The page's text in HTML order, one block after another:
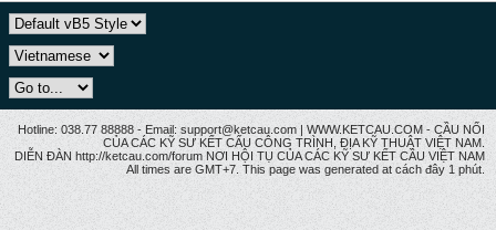
Hotline: 038.77 88888 - Email: support@ketcau.com | WWW.KETCAU.COM - CẦU NỐI
CỦA CÁC KỸ SƯ KẾT CẤU CÔNG TRÌNH, ĐỊA KỸ THUẬT VIỆT NAM.
DIỄN ĐÀN http://ketcau.com/forum NƠI HỘI TỤ CỦA CÁC KỸ SƯ KẾT CÂU VIỆT NAM
All times are GMT+7. This page was generated at cách đây 1 phút.